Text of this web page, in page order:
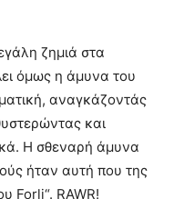
ζημιά στα
όμως η άμυνα του
αναγκάζοντάς
και
Η σθεναρή άμυνα
ήταν αυτή που της
Forli“. RAWR!